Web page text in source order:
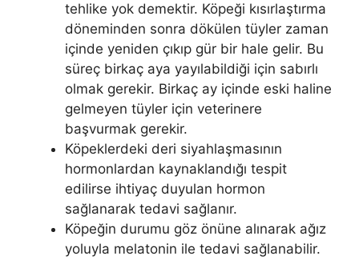
tehlike yok demektir. Köpeği kısırlaştırma
döneminden sonra dökülen tüyler zaman
içinde yeniden çıkıp gür bir hale gelir. Bu
süreç birkaç aya yayılabildiği için sabırlı
olmak gerekir. Birkaç ay içinde eski haline
gelmeyen tüyler için veterinere
başvurmak gerekir.
Köpeklerdeki deri siyahlaşmasının
hormonlardan kaynaklandığı tespit
edilirse ihtiyaç duyulan hormon
sağlanarak tedavi sağlanır.
Köpeğin durumu göz önüne alınarak ağız
yoluyla melatonin ile tedavi sağlanabilir.